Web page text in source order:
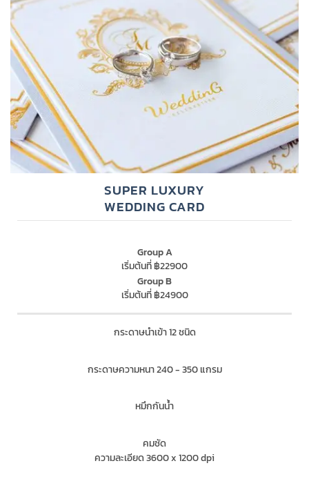
SUPER LUXURY
WEDDING CARD
Group A
เริ่มต้นที่ ฿22900
Group B
เริ่มต้นที่ ฿24900
กระดาษนำเข้า 12 ชนิด
กระดาษความหนา 240 - 350 แกรม
หมึกกันน้ำ
คมชัด
ความละเอียด 3600 x 1200 dpi